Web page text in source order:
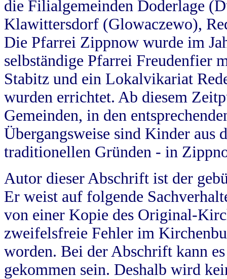
die Filialgemeinden Doderlage
Klawittersdorf (Glowaczewo),
Die Pfarrei Zippnow wurde im
selbständige Pfarrei Freudenfier
Stabitz und ein Lokalvikariat
wurden errichtet. Ab diesem
Gemeinden, in den
Übergangsweise sind Kinder aus
traditionellen Gründen - in
Autor dieser Abschrift ist der
Er weist auf folgende
von einer Kopie des Original-
zweifelsfreie Fehler im
worden. Bei der Abschrift kann
gekommen sein. Deshalb wird